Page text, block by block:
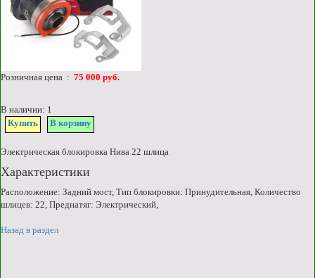
Розничная цена : 75 000 руб.
В наличии: 1
Купить
В корзину
Электрическая блокировка Нива 22 шлица
Характеристики
Расположение: Задний мост, Тип блокировки: Принудительная, Количество
шлицев: 22, Преднатяг: Электрический,
Назад в раздел